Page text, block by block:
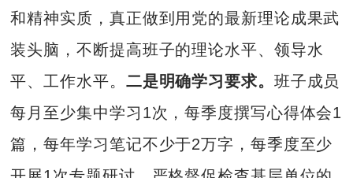
和精神实质，真正做到用党的最新理论成果武
装头脑，不断提高班子的理论水平、领导水
平、工作水平。 二是明确学习要求。 班子成员
每月至少集中学习1次，每季度撰写心得体会1
篇，每年学习笔记不少于2万字，每季度至少